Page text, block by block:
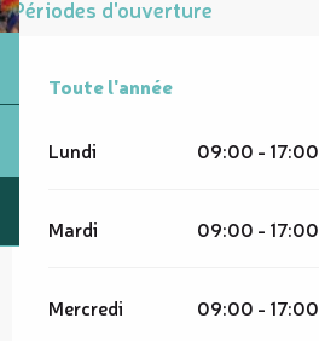
Périodes d'ouverture
Toute l'année
Toute l'année
Lundi 09:00 - 17:00
Mardi 09:00 - 17:00
Mercredi 09:00 - 17:00